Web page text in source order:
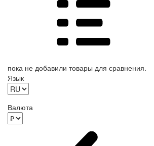
пока не добавили товары для сравнения.
Язык
Валюта